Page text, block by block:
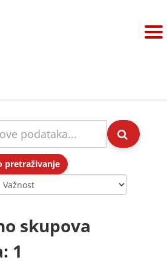
pretraživanje
skupova
1